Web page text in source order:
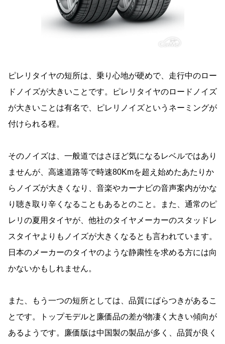
ピレリタイヤの短所は、乗り心地が硬めで、走行中のロー
ドノイズが大きいことです。ピレリタイヤのロードノイズ
が大きいことは有名で、ピレリノイズというネーミングが
付けられる程。
そのノイズは、一般道ではさほど気になるレベルではあり
ませんが、高速道路等で時速80Kmを超え始めたあたりか
らノイズが大きくなり、音楽やカーナビの音声案内がかな
り聴き取り辛くなることもあるとのこと。また、通常のピ
レリの夏用タイヤが、他社のタイヤメーカーのスタッドレ
スタイヤよりもノイズが大きくなるとも言われています。
日本のメーカーのタイヤのような静粛性を求める方には向
かないかもしれません。
また、もう一つの短所としては、品質にばらつきがあるこ
とです。トップモデルと廉価品の差が物凄く大きい傾向が
あるようです。廉価版は中国製の製品が多く、品質が良く